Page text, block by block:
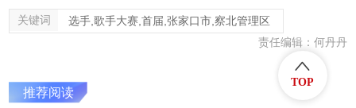
关键词 选手,歌手大赛,首届,张家口市,察北管理区
责任编辑：何丹丹
推荐阅读
TOP